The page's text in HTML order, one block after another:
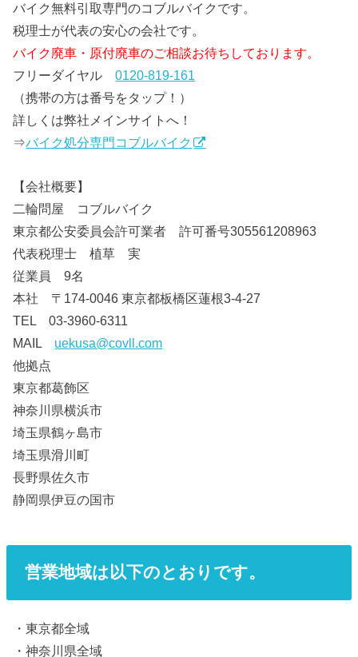
バイク無料引取専門のコブルバイクです。
税理士が代表の安心の会社です。
バイク廃車・原付廃車のご相談お待ちしております。
フリーダイヤル0120-819-161
（携帯の方は番号をタップ！）
詳しくは弊社メインサイトへ！
⇒バイク処分専門コブルバイク
【会社概要】
二輪問屋 コブルバイク
東京都公安委員会許可業者 許可番号305561208963
代表税理士 植草 実
従業員 9名
本社 〒174-0046 東京都板橋区蓮根3-4-27
TEL 03-3960-6311
MAIL uekusa@covll.com
他拠点
東京都葛飾区
神奈川県横浜市
埼玉県鶴ヶ島市
埼玉県滑川町
長野県佐久市
静岡県伊豆の国市
営業地域は以下のとおりです。
・東京都全域
・神奈川県全域